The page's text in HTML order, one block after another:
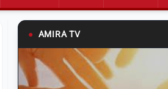
● AMIRA TV